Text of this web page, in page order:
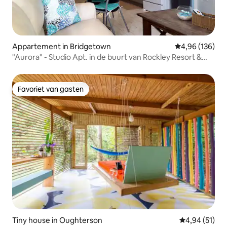
Appartement in Bridgetown Gemiddelde
4,96 (136)
"Aurora" - Studio Apt. in de buurt van Rockley Resort &
Favoriet van gasten
Favoriet van gasten
Tiny house in Oughterson Gemiddelde
4,94 (51)